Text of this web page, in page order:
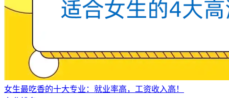
女生最吃香的十大专业：就业率高，工资收入高！